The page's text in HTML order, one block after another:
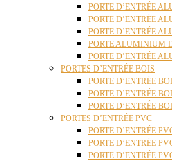
PORTE D’ENTRÉE
PORTE D’ENTRÉE
PORTE D’ENTRÉE
PORTE ALUMINIUM
PORTE D’ENTRÉE
PORTES D’ENTRÉE BOIS
PORTE D’ENTRÉE
PORTE D’ENTRÉE
PORTE D’ENTRÉE
PORTES D’ENTRÉE PVC
PORTE D’ENTRÉE
PORTE D’ENTRÉE
PORTE D’ENTRÉE